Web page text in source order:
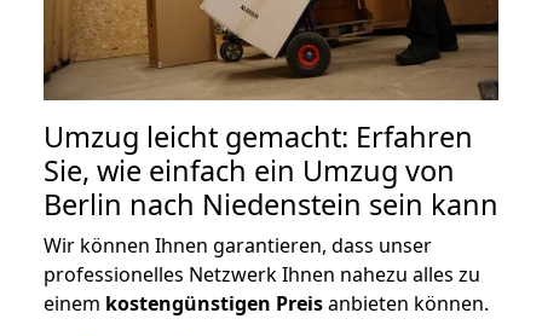
Umzug leicht gemacht: Erfahren
Sie, wie einfach ein Umzug von
Berlin nach Niedenstein sein kann
Wir können Ihnen garantieren, dass unser
professionelles Netzwerk Ihnen nahezu alles zu
einem kostengünstigen Preisanbieten können.